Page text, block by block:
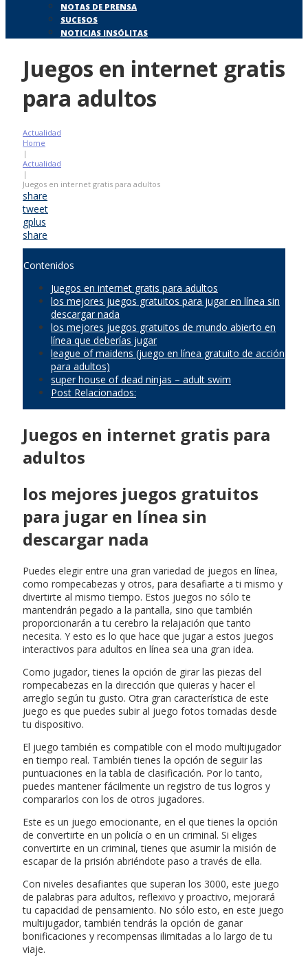
NOTAS DE PRENSA
SUCESOS
NOTICIAS INSÓLITAS
Juegos en internet gratis
para adultos
Actualidad
Home
|
Actualidad
|
Juegos en internet gratis para adultos
share
tweet
gplus
share
Contenidos
Juegos en internet gratis para adultos
los mejores juegos gratuitos para jugar en línea sin
descargar nada
los mejores juegos gratuitos de mundo abierto en
línea que deberías jugar
league of maidens (juego en línea gratuito de acción
para adultos)
super house of dead ninjas – adult swim
Post Relacionados:
Juegos en internet gratis para
adultos
los mejores juegos gratuitos
para jugar en línea sin
descargar nada
Puedes elegir entre una gran variedad de juegos en línea,
como rompecabezas y otros, para desafiarte a ti mismo y
divertirte al mismo tiempo. Estos juegos no sólo te
mantendrán pegado a la pantalla, sino que también
proporcionarán a tu cerebro la relajación que tanto
necesita. Y esto es lo que hace que jugar a estos juegos
interactivos para adultos en línea sea una gran idea.
Como jugador, tienes la opción de girar las piezas del
rompecabezas en la dirección que quieras y hacer el
arreglo según tu gusto. Otra gran característica de este
juego es que puedes subir al juego fotos tomadas desde
tu dispositivo.
El juego también es compatible con el modo multijugador
en tiempo real. También tienes la opción de seguir las
puntuaciones en la tabla de clasificación. Por lo tanto,
puedes mantener fácilmente un registro de tus logros y
compararlos con los de otros jugadores.
Este es un juego emocionante, en el que tienes la opción
de convertirte en un policía o en un criminal. Si eliges
convertirte en un criminal, tienes que asumir la misión de
escapar de la prisión abriéndote paso a través de ella.
Con niveles desafiantes que superan los 3000, este juego
de palabras para adultos, reflexivo y proactivo, mejorará
tu capacidad de pensamiento. No sólo esto, en este juego
multijugador, también tendrás la opción de ganar
bonificaciones y recompensas ilimitadas a lo largo de tu
viaje.